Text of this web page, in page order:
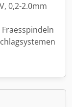
0,2-2.0mm